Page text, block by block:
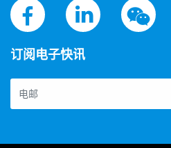
订阅电子快讯